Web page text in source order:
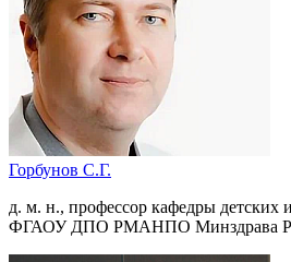
Горбунов С.Г.
д. м. н., профессор кафедры детских
ФГАОУ ДПО РМАНПО Минздрава